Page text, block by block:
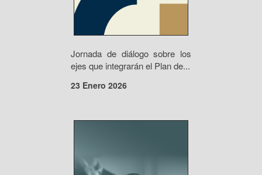
Jornada de diálogo sobre los
ejes que integrarán el Plan de...
23 Enero 2026